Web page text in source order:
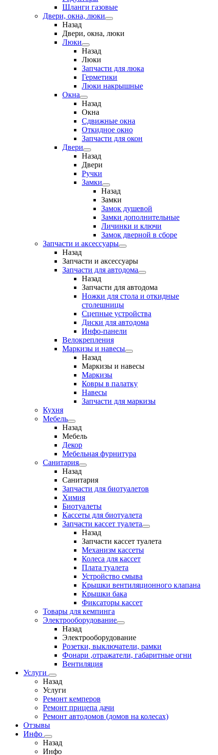
Шланги газовые
Двери, окна, люки
Назад
Двери, окна, люки
Люки
Назад
Люки
Запчасти для люка
Герметики
Люки накрышные
Окна
Назад
Окна
Сдвижные окна
Откидное окно
Запчасти для окон
Двери
Назад
Двери
Ручки
Замки
Назад
Замки
Замок душевой
Замки дополнительные
Личинки и ключи
Замок дверной в сборе
Запчасти и аксессуары
Назад
Запчасти и аксессуары
Запчасти для автодома
Назад
Запчасти для автодома
Ножки для стола и откидные
столешницы
Сцепные устройства
Диски для автодома
Инфо-панели
Велокрепления
Маркизы и навесы
Назад
Маркизы и навесы
Маркизы
Ковры в палатку
Навесы
Запчасти для маркизы
Кухня
Мебель
Назад
Мебель
Декор
Мебельная фурнитура
Санитария
Назад
Санитария
Запчасти для биотуалетов
Химия
Биотуалеты
Кассеты для биотуалета
Запчасти кассет туалета
Назад
Запчасти кассет туалета
Механизм кассеты
Колеса для кассет
Плата туалета
Устройство смыва
Крышки вентиляционного клапана
Крышки бака
Фиксаторы кассет
Товары для кемпинга
Электрооборудование
Назад
Электрооборудование
Розетки, выключатели, рамки
Фонари ,отражатели, габаритные огни
Вентиляция
Услуги
Назад
Услуги
Ремонт кемперов
Ремонт прицепа дачи
Ремонт автодомов (домов на колесах)
Отзывы
Инфо
Назад
Инфо